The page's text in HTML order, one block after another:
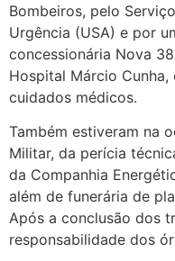
Bombeiros, pelo
Urgência (USA) e por
concessionária Nova
Hospital Márcio
cuidados médicos.
Também estiveram na
Militar, da perícia
da Companhia
além de funerária de
Após a conclusão dos
responsabilidade dos